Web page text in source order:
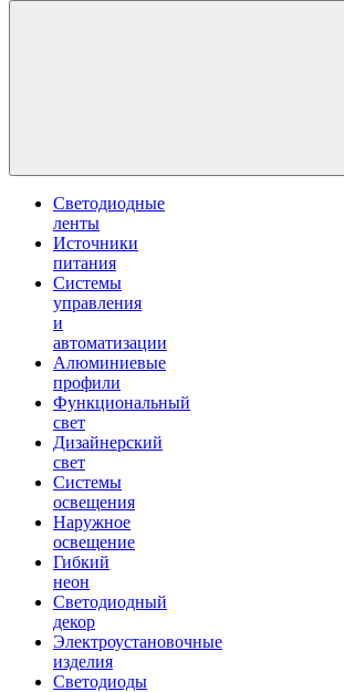
Светодиодные
ленты
Источники
питания
Системы
управления
и
автоматизации
Алюминиевые
профили
Функциональный
свет
Дизайнерский
свет
Системы
освещения
Наружное
освещение
Гибкий
неон
Светодиодный
декор
Электроустановочные
изделия
Светодиоды